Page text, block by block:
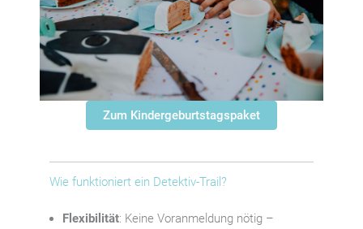
Zum Kindergeburtstagspaket
Wie funktioniert ein Detektiv-Trail?
Flexibilität: Keine Voranmeldung nötig –